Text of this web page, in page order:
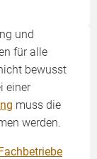
und
für alle
bewusst
einer
muss die
werden.